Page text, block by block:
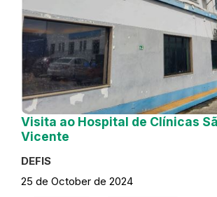
Visita ao Hospital de Clínicas
Vicente
DEFIS
25 de October de 2024